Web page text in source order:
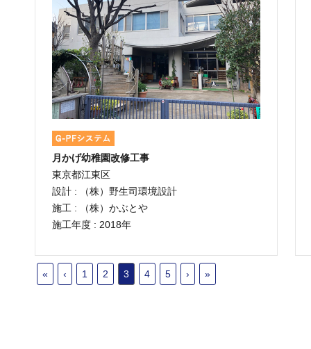
月かげ幼稚園改修工事
東京都江東区
設計 : （株）野生司環境設計
施工 : （株）かぶとや
施工年度 : 2018年
« ‹ 1 2 3 4 5 › »